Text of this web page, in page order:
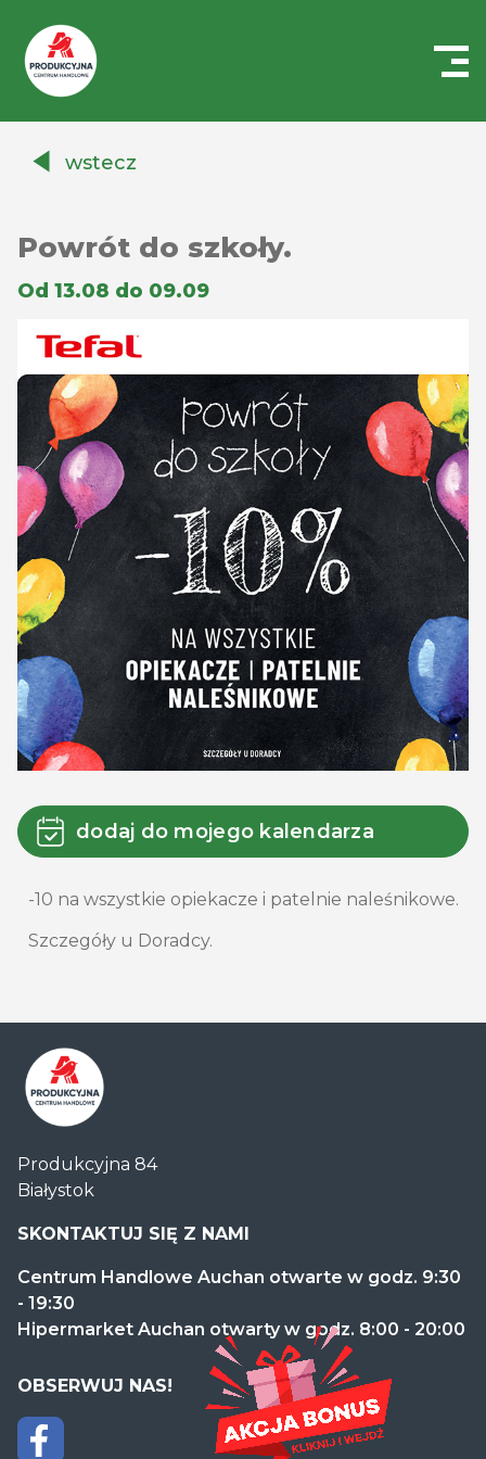
Auchanwstecz
Powrót do szkoły.
Od 13.08 do 09.09
dodaj do mojego kalendarza
-10 na wszystkie opiekacze i patelnie naleśnikowe.
Szczegóły u Doradcy.
Handlowe
Auchan
Produkcyjna
Produkcyjna 84
Białystok
SKONTAKTUJ SIĘ Z NAMI
Centrum Handlowe Auchan otwarte w godz. 9:30
- 19:30
Hipermarket Auchan otwarty w godz. 8:00 - 20:00
OBSERWUJ NAS!